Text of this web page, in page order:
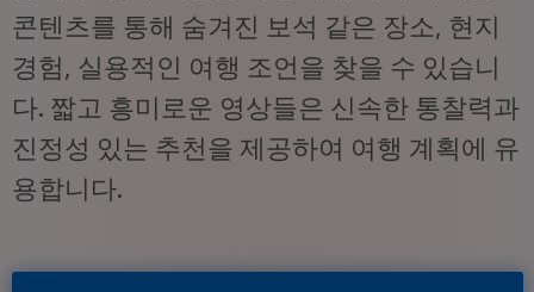
콘텐츠를 통해 숨겨진 보석 같은 장소, 현지
경험, 실용적인 여행 조언을 찾을 수 있습니
다. 짧고 흥미로운 영상들은 신속한 통찰력과
진정성 있는 추천을 제공하여 여행 계획에 유
용합니다.